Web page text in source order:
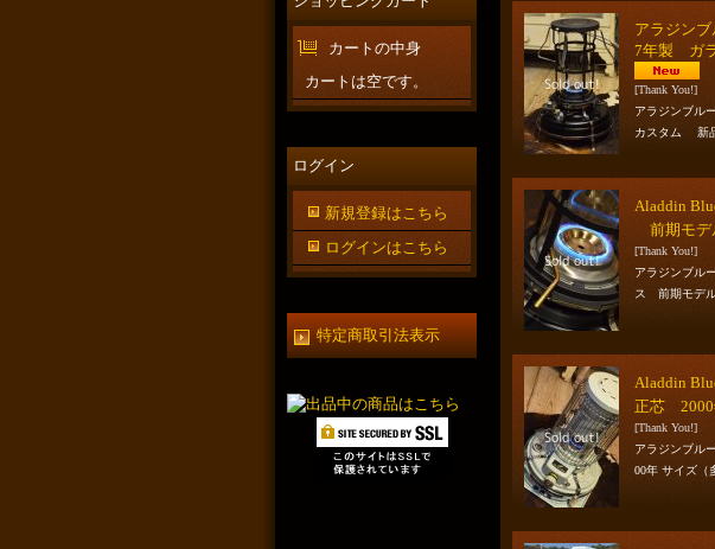
カートの中身
カートは空です。
ログイン
新規登録はこちら
ログインはこちら
特定商取引法表示
アラジン
7年製 ガ
[Thank You!]
アラジンブル
カスタム 新
Aladdin
前期モ
[Thank You!]
アラジンブル
ス 前期モデ
Aladdin
正芯 2000
[Thank You!]
アラジンブル
00年 サイズ（